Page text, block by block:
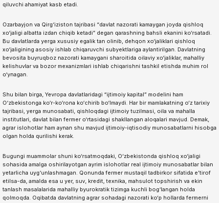
qiluvchi ahamiyat kasb etadi.
Ozarbayjon va Qirg‘iziston tajribasi “davlat nazorati kamaygan joyda qishloq
xo‘jaligi albatta izdan chiqib ketadi” degan qarashning bahsli ekanini ko‘rsatadi.
Bu davlatlarda yerga xususiy egalik tan olinib, dehqon xo‘jaliklari qishloq
xo‘jaligining asosiy ishlab chiqaruvchi subyektlariga aylantirilgan. Davlatning
bevosita buyruqboz nazorati kamaygani sharoitida oilaviy xo‘jaliklar, mahalliy
kelishuvlar va bozor mexanizmlari ishlab chiqarishni tashkil etishda muhim rol
o‘ynagan.
Shu bilan birga, Yevropa davlatlaridagi “ijtimoiy kapital” modelini ham
O‘zbekistonga ko‘r-ko‘rona ko‘chirib bo‘lmaydi. Har bir mamlakatning o‘z tarixiy
tajribasi, yerga munosabati, qishloqdagi ijtimoiy tuzilmasi, oila va mahalla
institutlari, davlat bilan fermer o‘rtasidagi shakllangan aloqalari mavjud. Demak,
agrar islohotlar ham aynan shu mavjud ijtimoiy-iqtisodiy munosabatlarni hisobga
olgan holda qurilishi kerak.
Bugungi muammolar shuni ko‘rsatmoqdaki, O‘zbekistonda qishloq xo‘jaligi
sohasida amalga oshirilayotgan ayrim islohotlar real ijtimoiy munosabatlar bilan
yetarlicha uyg‘unlashmagan. Qonunda fermer mustaqil tadbirkor sifatida e’tirof
etilsa-da, amalda esa u yer, suv, kredit, texnika, mahsulot topshirish va ekin
tanlash masalalarida mahalliy byurokratik tizimga kuchli bog‘langan holda
qolmoqda. Oqibatda davlatning agrar sohadagi nazorati ko‘p hollarda fermerni